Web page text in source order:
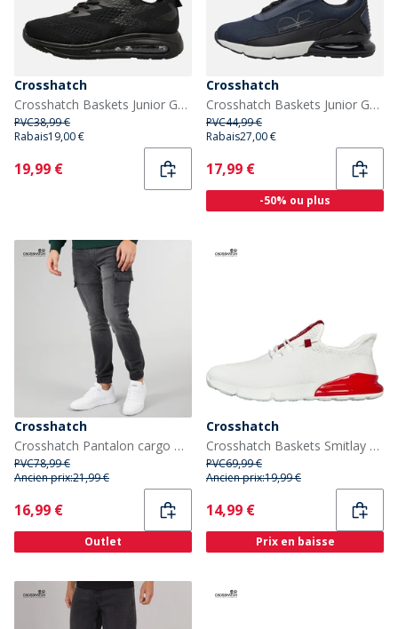
Crosshatch
Crosshatch Baskets Junior Garçon Chiltern Black Mono
PVC38,99 €
Rabais19,00 €
Current
19,99 €
Crosshatch
Crosshatch Baskets Junior Garçon Smitlay II Navy/Noir
PVC44,99 €
Rabais27,00 €
Current
17,99 €
-50% ou plus
Crosshatch
Crosshatch Pantalon cargo Malimore en jean Homme avec revers, Noir délavé
PVC78,99 €
Ancien prix:21,99 €
Current
16,99 €
Outlet
Crosshatch
Crosshatch Baskets Smitlay Homme Blanc/Rouge
PVC69,99 €
Ancien prix:19,99 €
Current
14,99 €
Prix en baisse